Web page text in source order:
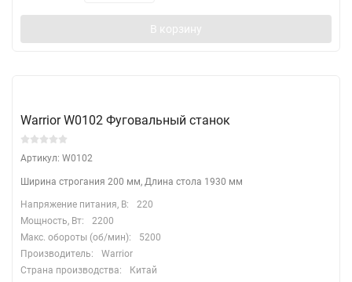
В корзину
Warrior W0102 Фуговальный станок
Артикул: W0102
Ширина строгания 200 мм, Длина стола 1930 мм
Напряжение питания, В:
220
Мощность, Вт:
2200
Макс. обороты (об/мин):
5200
Производитель:
Warrior
Страна производства:
Китай